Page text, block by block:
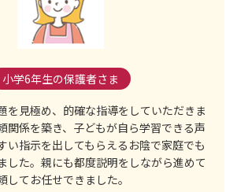
小学6年生の保護者さま
を見極め、的確な指導をしていただきま
関係を築き、子どもが自ら学習できる声
い指示を出してもらえるお陰で家庭でも
した。親にも都度説明をしながら進めて
してお任せできました。